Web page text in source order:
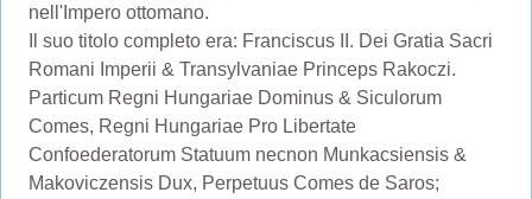
nell'Impero ottomano.
Il suo titolo completo era: Franciscus II. Dei Gratia Sacri
Romani Imperii & Transylvaniae Princeps Rakoczi.
Particum Regni Hungariae Dominus & Siculorum
Comes, Regni Hungariae Pro Libertate
Confoederatorum Statuum necnon Munkacsiensis &
Makoviczensis Dux, Perpetuus Comes de Saros;